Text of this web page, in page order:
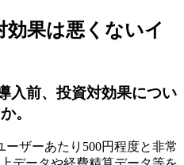
効果は悪くないイ
入前、投資対効果につい
。
ザーあたり500円程度と非常